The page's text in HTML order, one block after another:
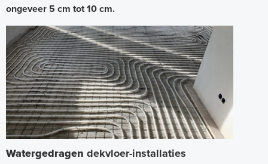
ongeveer 5 cm tot 10 cm.
Watergedragen dekvloer-installaties